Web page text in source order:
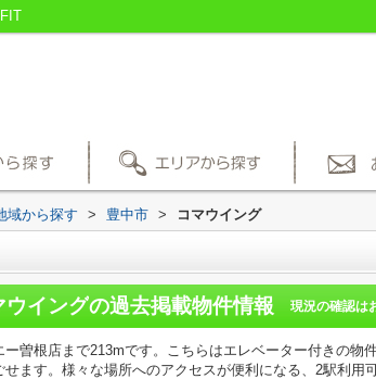
域から探す > 豊中市 > コマウイング
ウイングの過去掲載物件情報 現況の確認は
ー曽根店まで213mです。こちらはエレベーター付きの物
せます。様々な場所へのアクセスが便利になる、2駅利